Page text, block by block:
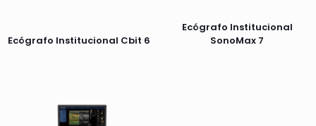
Ecógrafo Institucional Cbit 6
Ecógrafo Institucional
SonoMax 7